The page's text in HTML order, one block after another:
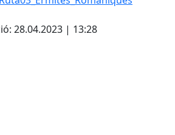
28.04.2023 | 13:28